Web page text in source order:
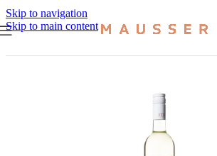
Skip to navigation
Skip to main content